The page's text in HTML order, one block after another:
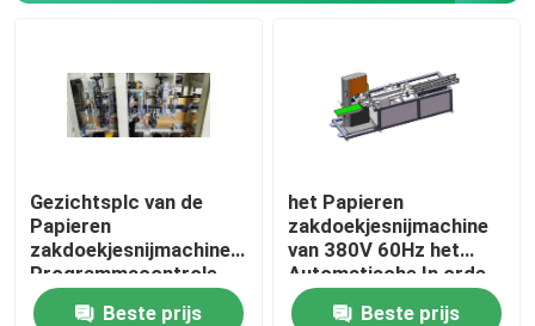
Gezichtsplc van de
Papieren
zakdoekjesnijmachine
Programmacontrole
180cuts/Min
Beste prijs
het Papieren
zakdoekjesnijmachine
van 380V 60Hz het
Automatische In orde
maken
Beste prijs